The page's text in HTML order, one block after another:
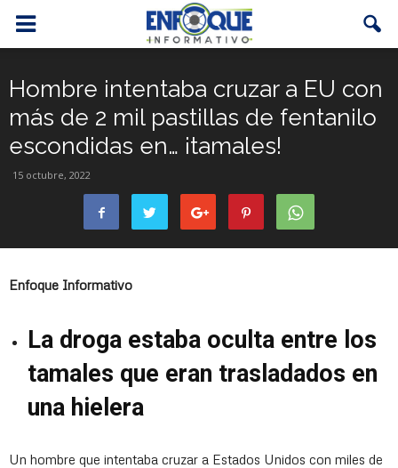
Hombre intentaba cruzar a EU con
más de 2 mil pastillas de fentanilo
escondidas en… ¡tamales!
15 octubre, 2022
Enfoque Informativo
La droga estaba oculta entre los
tamales que eran trasladados en
una hielera
Un hombre que intentaba cruzar a Estados Unidos con miles de